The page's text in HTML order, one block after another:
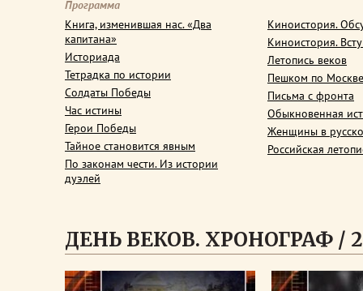
Программа
Книга, изменившая нас. «Два
капитана»
Историада
Тетрадка по истории
Солдаты Победы
Час истины
Герои Победы
Тайное становится явным
По законам чести. Из истории
дуэлей
Киноистория.
Киноистория.
Летопись веков
Пешком по Москве
Письма с фронта
Обыкновенная
Женщины в
Российская
ДЕНЬ ВЕКОВ. ХРОНОГРАФ /